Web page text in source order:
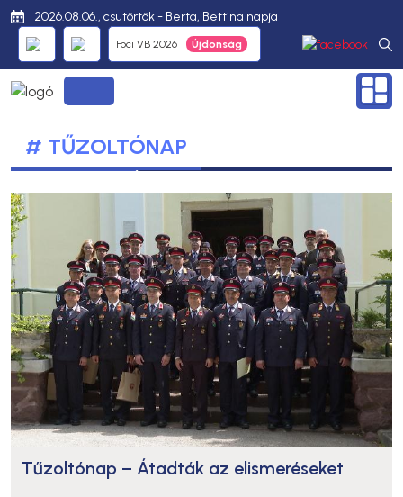
2026.08.06., csütörtök - Berta, Bettina napja
Foci VB 2026
# TŰZOLTÓNAP
Tűzoltónap – Átadták az elismeréseket